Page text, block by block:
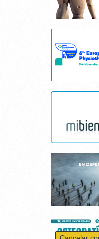
Esta página web usa cookies.